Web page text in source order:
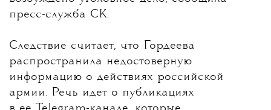
пресс-служба СК.
Следствие считает, что Гордеева
распространила недостоверную
информацию о действиях российской
армии. Речь идет о публикациях